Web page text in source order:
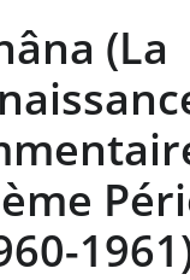
(La